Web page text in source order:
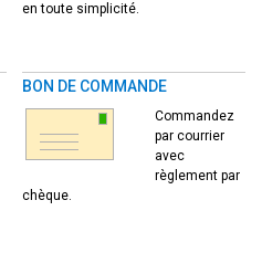
en toute simplicité.
BON DE COMMANDE
Commandez
par courrier
avec
règlement par
chèque.